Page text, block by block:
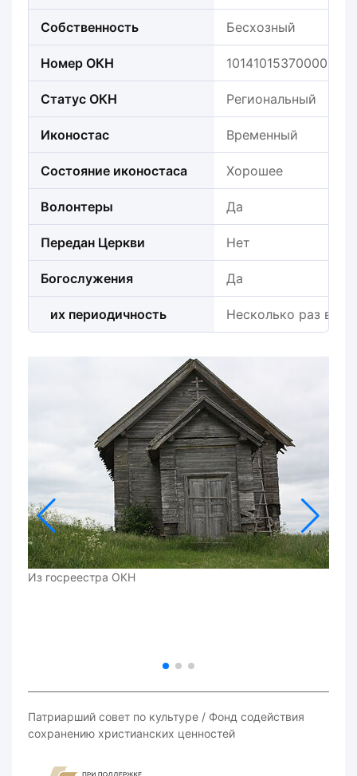
Собственность Бесхозный
Номер ОКН 101410153700005
Статус ОКН Региональный
Иконостас Временный
Состояние иконостаса Хорошее
Волонтеры Да
Передан Церкви Нет
Богослужения Да
их периодичность Несколько раз в год
Из госреестра ОКН
Патриарший совет по культуре / Фонд содействия
сохранению христианских ценностей